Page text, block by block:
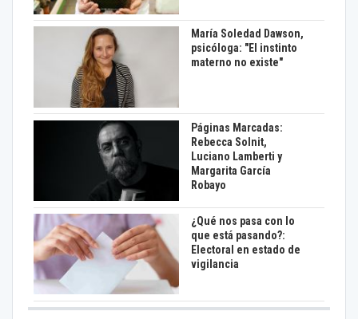
María Soledad Dawson,
psicóloga: "El instinto
materno no existe"
Páginas Marcadas:
Rebecca Solnit,
Luciano Lamberti y
Margarita García
Robayo
¿Qué nos pasa con lo
que está pasando?:
Electoral en estado de
vigilancia